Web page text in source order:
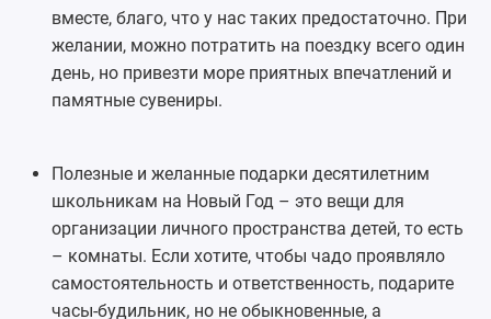
вместе, благо, что у нас таких предостаточно. При
желании, можно потратить на поездку всего один
день, но привезти море приятных впечатлений и
памятные сувениры.
Полезные и желанные подарки десятилетним
школьникам на Новый Год – это вещи для
организации личного пространства детей, то есть
– комнаты. Если хотите, чтобы чадо проявляло
самостоятельность и ответственность, подарите
часы-будильник, но не обыкновенные, а